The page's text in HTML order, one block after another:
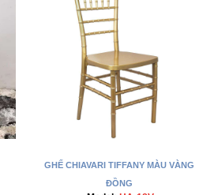
GHẾ CHIAVARI TIFFANY MÀU VÀNG
ĐỒNG